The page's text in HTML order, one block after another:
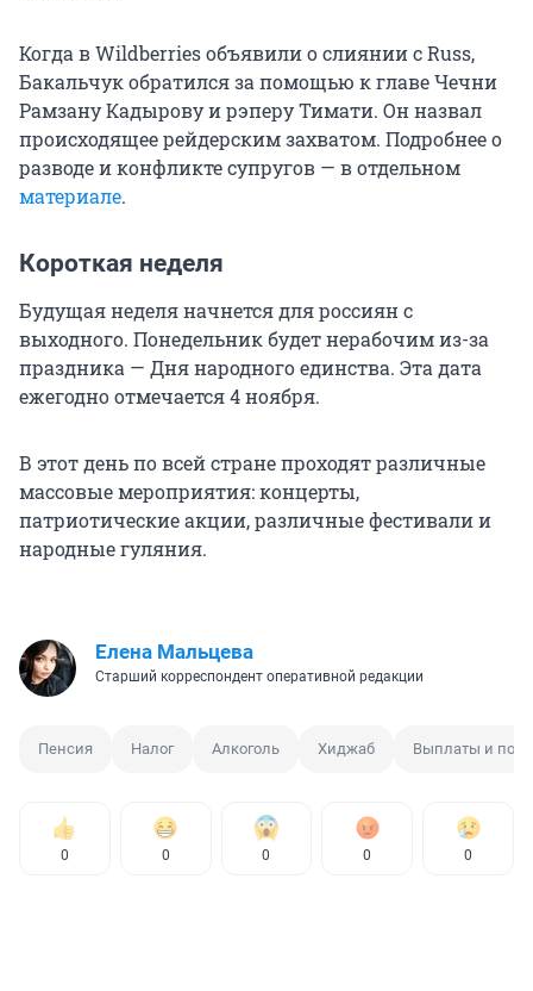
Когда в Wildberries объявили о слиянии с Russ,
Бакальчук обратился за помощью к главе Чечни
Рамзану Кадырову и рэперу Тимати. Он назвал
происходящее рейдерским захватом. Подробнее о
разводе и конфликте супругов — в отдельном
материале.
Короткая неделя
Будущая неделя начнется для россиян с
выходного. Понедельник будет нерабочим из-за
праздника — Дня народного единства. Эта дата
ежегодно отмечается 4 ноября.
В этот день по всей стране проходят различные
массовые мероприятия: концерты,
патриотические акции, различные фестивали и
народные гуляния.
Елена Мальцева
Старший корреспондент оперативной редакции
Пенсия Налог Алкоголь Хиджаб Выплаты и
0 0 0 0 0